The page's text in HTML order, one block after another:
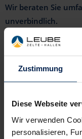
Zustimmung
Diese Webseite
Wir verwenden
personalisieren,
Rundzelte
Walkwayzelte
Türen & feste
Systemfußboden
Teppichboden
Verankerungsfreie
Eventgrip
Bestuhlung & Mobiliar
Mobiliardekoration
Licht- & Tontechnik
Produkte zur
Quarantäne- und
Privatfeier & Hochzeit
Messe &
Schutzeinhausung
Wir beraten Sie
unverbindlich.
Disposition & Logistik
Tel.: +49 6284
E-Mail